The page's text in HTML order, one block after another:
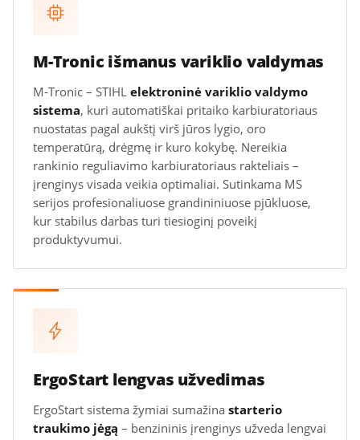
M-Tronic išmanus variklio valdymas
M-Tronic – STIHL elektroninė variklio valdymo
sistema, kuri automatiškai pritaiko karbiuratoriaus
nuostatas pagal aukštį virš jūros lygio, oro
temperatūrą, drėgmę ir kuro kokybę. Nereikia
rankinio reguliavimo karbiuratoriaus rakteliais –
įrenginys visada veikia optimaliai. Sutinkama MS
serijos profesionaliuose grandininiuose pjūkluose,
kur stabilus darbas turi tiesioginį poveikį
produktyvumui.
ErgoStart lengvas užvedimas
ErgoStart sistema žymiai sumažina starterio
traukimo jėgą – benzininis įrenginys užveda lengvai